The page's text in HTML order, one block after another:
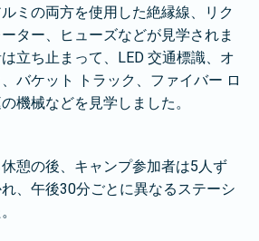
ミの両方を使用した絶縁線、リク
ター、ヒューズなどが見学されま
立ち止まって、LED 交通標識、オ
バケット トラック、ファイバー ロ
機械などを見学しました。
憩の後、キャンプ参加者は5人ず
、午後30分ごとに異なるステーシ